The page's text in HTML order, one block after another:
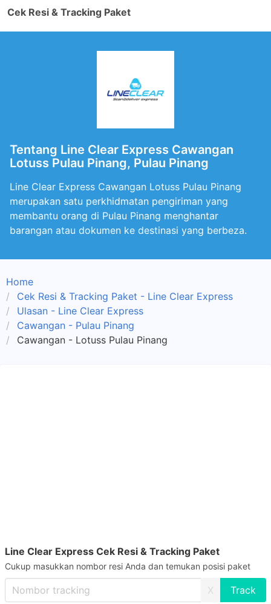
Cek Resi & Tracking Paket
Tentang Line Clear Express Cawangan
Lotuss Pulau Pinang, Pulau Pinang
Line Clear Express Cawangan Lotuss Pulau Pinang
merupakan satu perkhidmatan pengiriman yang
membantu orang di Pulau Pinang menghantar
barangan atau dokumen ke destinasi yang berbeza.
Home
Cek Resi & Tracking Paket - Line Clear Express
Ulasan - Line Clear Express
Cawangan - Pulau Pinang
Cawangan - Lotuss Pulau Pinang
Line Clear Express Cek Resi & Tracking Paket
Cukup masukkan nombor resi Anda dan temukan posisi paket
X